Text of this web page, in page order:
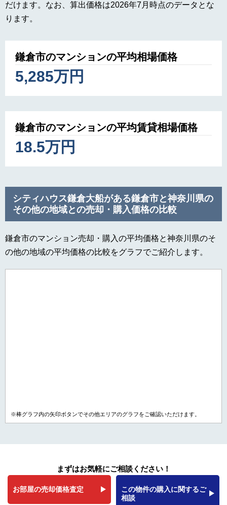
だけます。なお、算出価格は2026年7月時点のデータとな
ります。
鎌倉市のマンションの平均相場価格
5,285万円
鎌倉市のマンションの平均賃貸相場価格
18.5万円
シティハウス鎌倉大船がある鎌倉市と神奈川県の
その他の地域との売却・購入価格の比較
鎌倉市のマンション売却・購入の平均価格と神奈川県のそ
の他の地域の平均価格の比較をグラフでご紹介します。
※棒グラフ内の矢印ボタンでその他エリアのグラフをご確認いただけます。
まずはお気軽にご相談ください！
お部屋の売却価格査定
この物件の購入に関するご
相談